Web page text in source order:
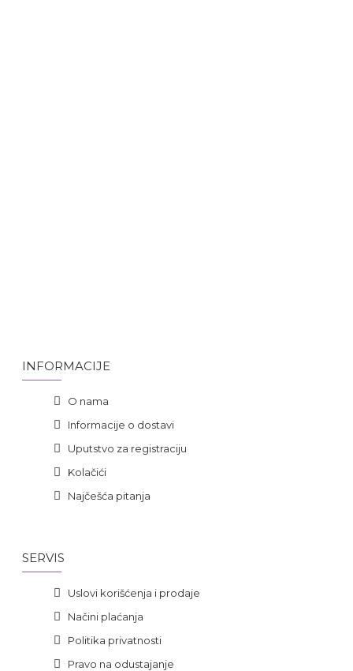
INFORMACIJE
O nama
Informacije o dostavi
Uputstvo za registraciju
Kolačići
Najčešća pitanja
SERVIS
Uslovi korišćenja i prodaje
Načini plaćanja
Politika privatnosti
Pravo na odustajanje